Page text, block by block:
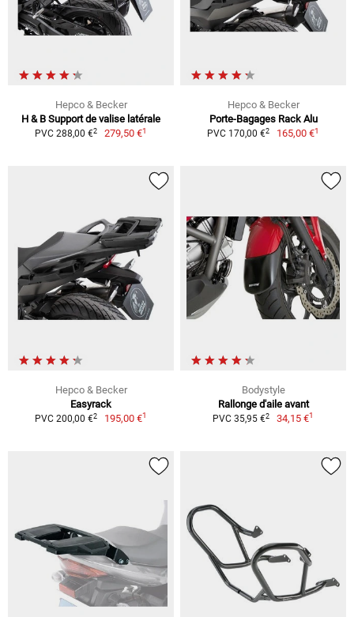
Hepco & Becker
H & B Support de valise latérale
PVC 288,00 €2 279,50 €1
Hepco & Becker
Porte-Bagages Rack Alu
PVC 170,00 €2 165,00 €1
Hepco & Becker
Easyrack
PVC 200,00 €2 195,00 €1
Bodystyle
Rallonge d'aile avant
PVC 35,95 €2 34,15 €1